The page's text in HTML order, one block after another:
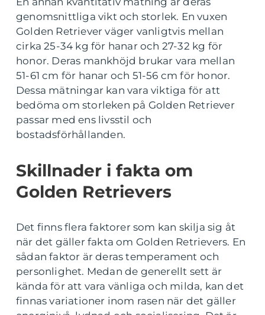
genomsnittliga vikt och storlek. En vuxen
Golden Retriever väger vanligtvis mellan
cirka 25-34 kg för hanar och 27-32 kg för
honor. Deras mankhöjd brukar vara mellan
51-61 cm för hanar och 51-56 cm för honor.
Dessa mätningar kan vara viktiga för att
bedöma om storleken på Golden Retriever
passar med ens livsstil och
bostadsförhållanden.
Skillnader i fakta om
Golden Retrievers
Det finns flera faktorer som kan skilja sig åt
när det gäller fakta om Golden Retrievers. En
sådan faktor är deras temperament och
personlighet. Medan de generellt sett är
kända för att vara vänliga och milda, kan det
finnas variationer inom rasen när det gäller